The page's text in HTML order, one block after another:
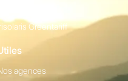
Greentariff
agences